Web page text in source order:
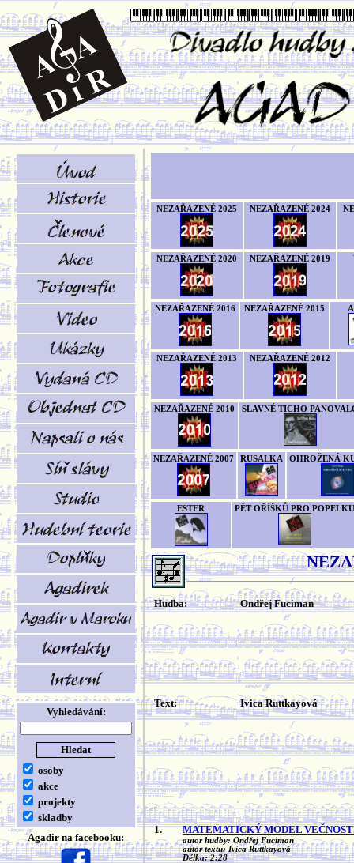
Vyhledávání:
osoby
akce
projekty
skladby
Agadir na facebooku:
NEZAŘAZENÉ 2025 NEZAŘAZENÉ 2024
NEZAŘAZENÉ 2020 NEZAŘAZENÉ 2019
NEZAŘAZENÉ 2016 NEZAŘAZENÉ 2015
NEZAŘAZENÉ 2013 NEZAŘAZENÉ 2012
NEZAŘAZENÉ 2010 SLAVNÉ TICHO
NEZAŘAZENÉ 2007 RUSALKA OHROŽENÁ
ESTER PĚT OŘÍŠKŮ PRO POPELKU
Hudba: Ondřej Fuciman
Text: Ivica Ruttkayová
1. MATEMATICKÝ MODEL
autor hudby: Ondřej Fuciman
autor textu: Ivica Ruttkayová
Délka: 2:28